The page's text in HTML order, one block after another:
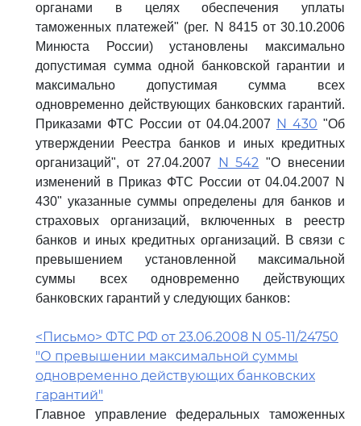
органами в целях обеспечения уплаты
таможенных платежей" (рег. N 8415 от 30.10.2006
Минюста России) установлены максимально
допустимая сумма одной банковской гарантии и
максимально допустимая сумма всех
одновременно действующих банковских гарантий.
Приказами ФТС России от 04.04.2007 N 430 "Об
утверждении Реестра банков и иных кредитных
организаций", от 27.04.2007 N 542 "О внесении
изменений в Приказ ФТС России от 04.04.2007 N
430" указанные суммы определены для банков и
страховых организаций, включенных в реестр
банков и иных кредитных организаций. В связи с
превышением установленной максимальной
суммы всех одновременно действующих
банковских гарантий у следующих банков:
<Письмо> ФТС РФ от 23.06.2008 N 05-11/24750
"О превышении максимальной суммы
одновременно действующих банковских
гарантий"
Главное управление федеральных таможенных